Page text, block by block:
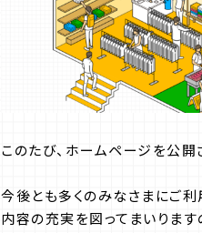
このたび、ホームページを公開
今後とも多くのみなさまにご利
内容の充実を図ってまいります